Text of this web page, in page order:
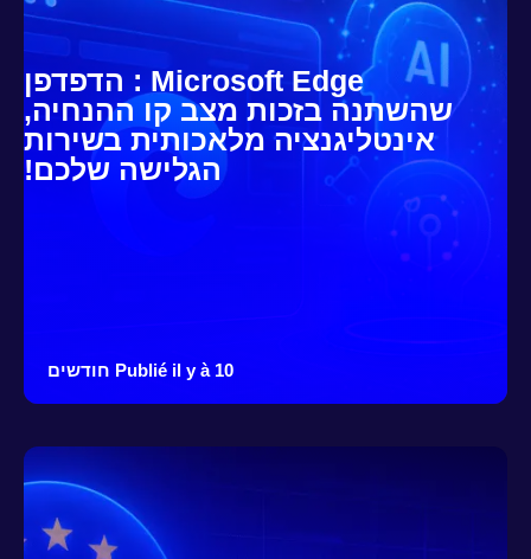
Microsoft Edge : הדפדפן
שהשתנה בזכות מצב קו ההנחיה,
אינטליגנציה מלאכותית בשירות
הגלישה שלכם!
Publié il y à 10 חודשים